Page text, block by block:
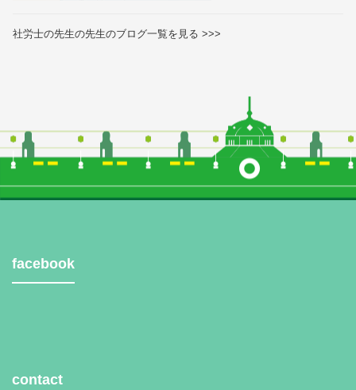
社労士の先生の先生のブログ一覧を見る >>>
facebook
contact